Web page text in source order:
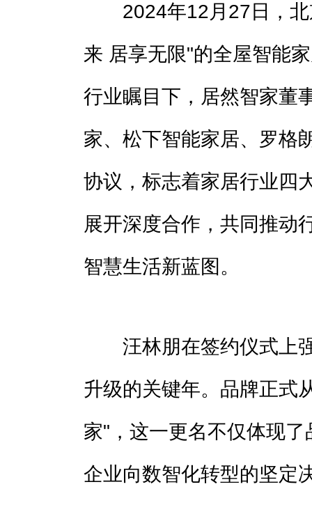
2024年12月27日，北
来 居享无限"的全屋智能
行业瞩目下，居然智家董
家、松下智能家居、罗格
协议，标志着家居行业四
展开深度合作，共同推动
智慧生活新蓝图。
汪林朋在签约仪式上强
升级的关键年。品牌正式
家"，这一更名不仅体现
企业向数智化转型的坚定